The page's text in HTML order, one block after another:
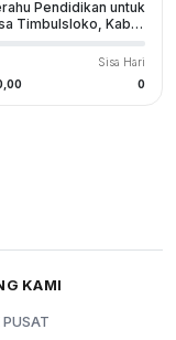
Pendidikan untuk
Timbulsloko, Kab.
Sisa Hari
0
KAMI